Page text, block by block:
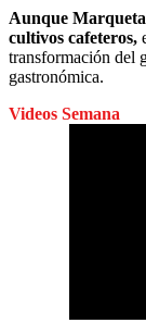
Aunque
cultivos cafeteros,
transformación del
gastronómica.
Videos Semana